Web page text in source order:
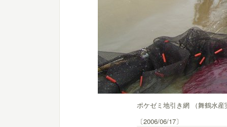
ポケゼミ地引き網 （舞鶴水産
〔2006/06/17〕